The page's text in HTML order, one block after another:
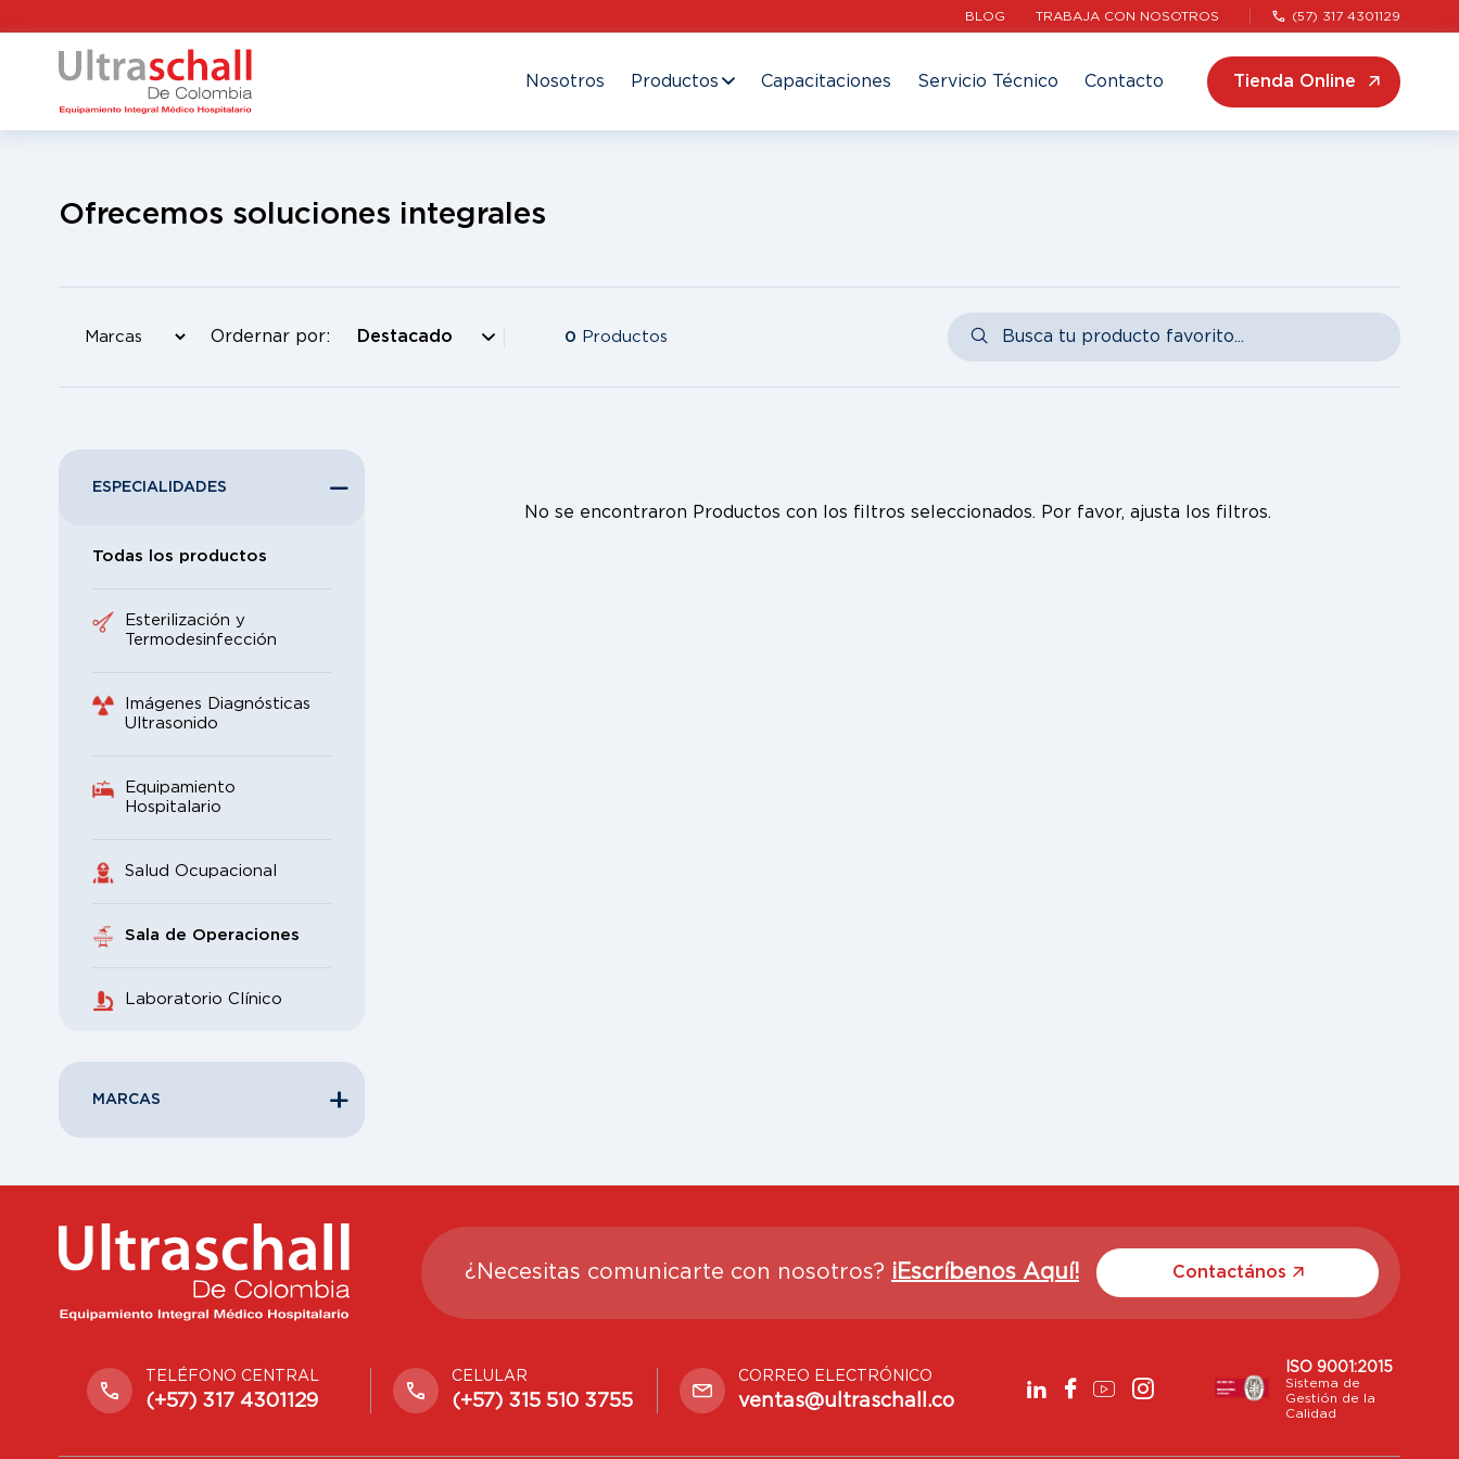
BLOG TRABAJA CON NOSOTROS (57) 317 4301129
Nosotros Productos Capacitaciones Servicio Técnico Contacto Tienda Online
Ofrecemos soluciones integrales
Ordernar por: 0 Productos
ESPECIALIDADES
Todas los productos
Esterilización y
Termodesinfección
Imágenes Diagnósticas
Ultrasonido
Equipamiento
Hospitalario
Salud Ocupacional
Sala de Operaciones
Laboratorio Clínico
MARCAS
No se encontraron Productos con los filtros seleccionados. Por favor, ajusta los filtros.
¿Necesitas comunicarte con nosotros? ¡Escríbenos Aquí! Contactános
TELÉFONO CENTRAL
(+57) 317 4301129
CELULAR
(+57) 315 510 3755
CORREO ELECTRÓNICO
ventas@ultraschall.co
ISO 9001:2015
Sistema de
Gestión de la
Calidad